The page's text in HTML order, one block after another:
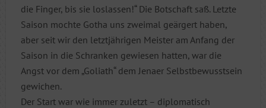
die Finger, bis sie loslassen!“ Die Botschaft saß. Letzte
Saison mochte Gotha uns zweimal geärgert haben,
aber seit wir den letztjährigen Meister am Anfang der
Saison in die Schranken gewiesen hatten, war die
Angst vor dem „Goliath“ dem Jenaer Selbstbewusstsein
gewichen.
Der Start war wie immer zuletzt – diplomatisch